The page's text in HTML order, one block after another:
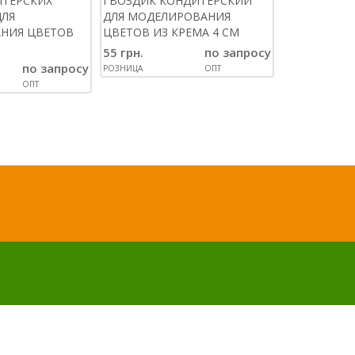
ЦВЕТОВ
по запросу
ОПТ
ДЛЯ МОДЕЛИРОВАНИЯ
ЦВЕТОВ ИЗ КРЕМА 4 СМ
55 грн.
РОЗНИЦА
по запросу
ОПТ